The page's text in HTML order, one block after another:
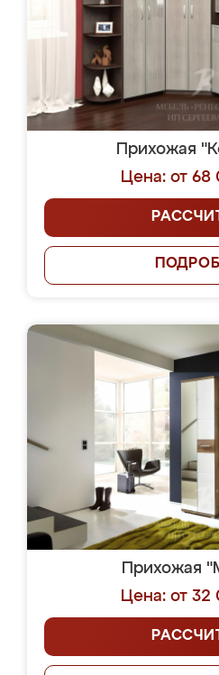
Прихожая
Цена: от 68
Прихожая
Цена: от 32